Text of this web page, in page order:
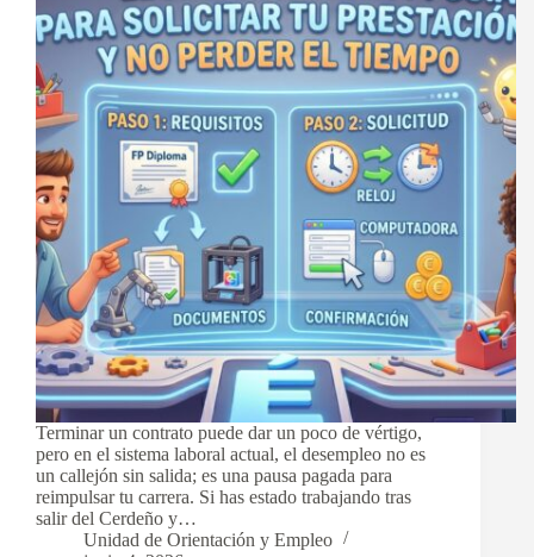
Terminar un contrato puede dar un poco de vértigo,
pero en el sistema laboral actual, el desempleo no es
un callejón sin salida; es una pausa pagada para
reimpulsar tu carrera. Si has estado trabajando tras
salir del Cerdeño y…
Unidad de Orientación y Empleo